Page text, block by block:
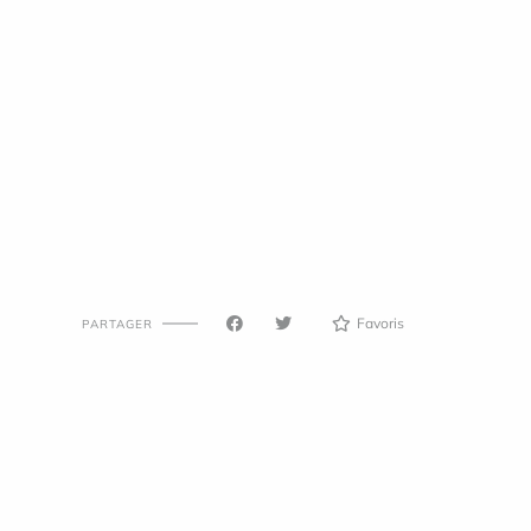
PARTAGER Favoris